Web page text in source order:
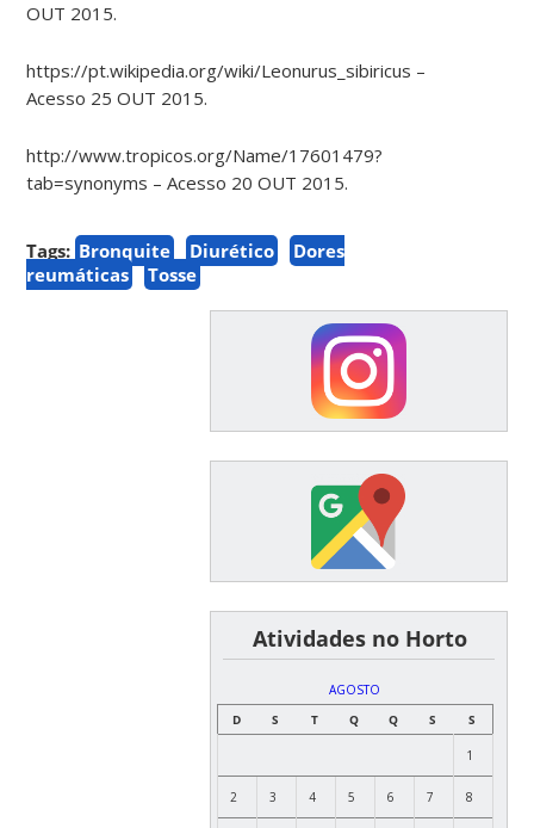
OUT 2015.
https://pt.wikipedia.org/wiki/Leonurus_sibiricus –
Acesso 25 OUT 2015.
http://www.tropicos.org/Name/17601479?
tab=synonyms – Acesso 20 OUT 2015.
Tags: Bronquite Diurético
Dores
reumáticas
Tosse
͏ ͏ ͏ ͏ ͏ ͏Atividades no Horto
AGOSTO
D
S T Q Q S S
1
2 3 4 5 6 7 8